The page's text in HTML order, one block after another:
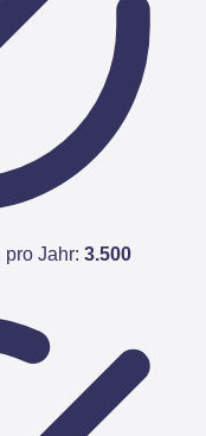
pro Jahr: 3.500